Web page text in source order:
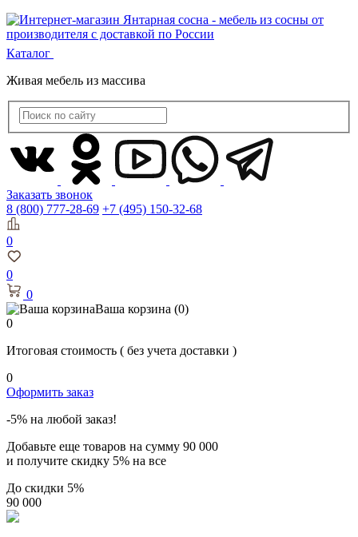
Каталог
Живая мебель из массива
Заказать звонок
8 (800) 777-28-69 +7 (495) 150-32-68
0
0
0
Ваша корзина (0)
0
Итоговая стоимость ( без учета доставки )
0
Оформить заказ
-5% на любой заказ!
Добавьте еще товаров на сумму 90 000
и получите скидку 5% на все
До скидки 5%
90 000